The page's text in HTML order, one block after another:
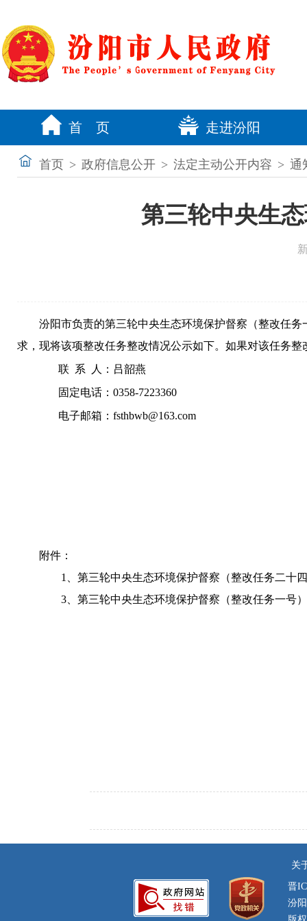
首 页 走进汾阳
首页 > 政府信息公开 > 法定主动公开内容 > 通
第三轮中央生
汾阳市负责的第三轮中央生态环境保护督察 （整改任务
求，现将该项整改任务整改情况公示如下。如果对该任务
联 系
人：吕韶燕
固定电话： 0358-7223360
电子邮箱： fsthbwb@163.com
附件：
1、 第三轮中央生态环境保护督察（整改任务二十
3、 第三轮中央生态环境保护督察（整改任务一号
关
晋
汾